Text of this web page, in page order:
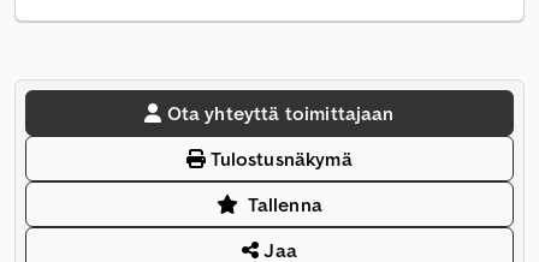
Ota yhteyttä toimittajaan
Tulostusnäkymä
Tallenna
Jaa